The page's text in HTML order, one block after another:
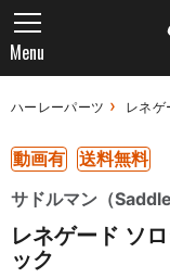
Menu
ハーレーパーツ レネゲ
動画有
送料無料
サドルマン（
レネゲード ソ
ック